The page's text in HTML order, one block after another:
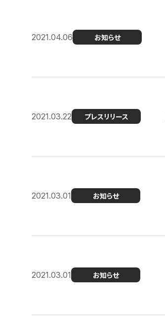
2021.04.06 お知らせ
2021.03.22 プレスリリース
2021.03.01 お知らせ
2021.03.01 お知らせ